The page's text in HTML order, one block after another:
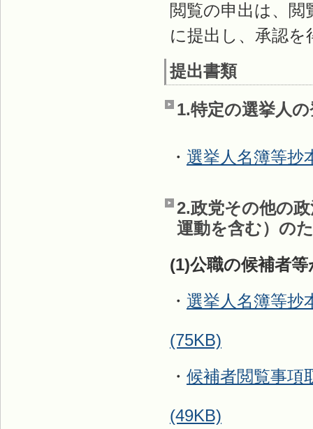
閲覧の申出は、
に提出し、承認
提出書類
1.特定の選挙人
・ 選挙人名簿等抄
2.政党その他の
運動を含む）の
(1)公職の候補者
・ 選挙人名簿等抄
(75KB)
・ 候補者閲覧事項
(49KB)